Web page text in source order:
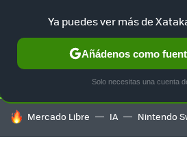
SELECCIÓN GAMING HOME
HOY SE HABLA DE
Mercado Libre IA Nintendo
Ya puedes ver más de
Añádenos como
Solo necesitas una cuenta